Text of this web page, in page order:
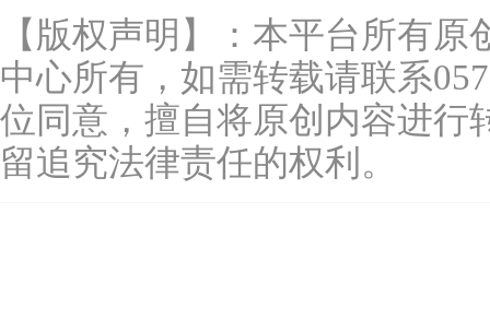
【版权声明】：本平台所有
中心所有，如需转载请联系
位同意，擅自将原创内容进行
留追究法律责任的权利。